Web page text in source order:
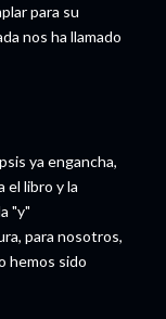
para su
nos ha llamado
ya engancha,
el libro y la
"y"
para nosotros,
hemos sido